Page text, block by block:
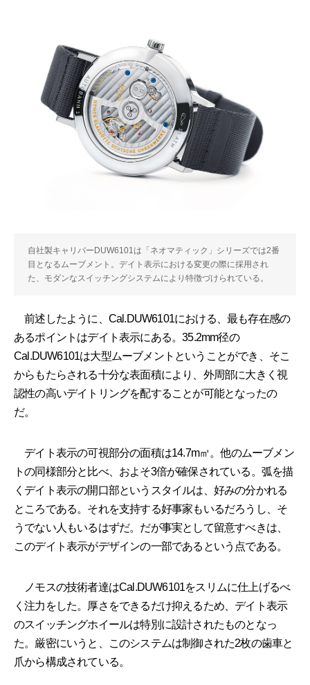
自社製キャリバーDUW6101は「ネオマティック」シリーズでは2番
目となるムーブメント。デイト表示における変更の際に採用され
た、モダンなスイッチングシステムにより特徴づけられている。
前述したように、Cal.DUW6101における、最も存在感の
あるポイントはデイト表示にある。35.2mm径の
Cal.DUW6101は大型ムーブメントということができ、そこ
からもたらされる十分な表面積により、外周部に大きく視
認性の高いデイトリングを配することが可能となったの
だ。
デイト表示の可視部分の面積は14.7m㎡。他のムーブメン
トの同様部分と比べ、およそ3倍が確保されている。弧を描
くデイト表示の開口部というスタイルは、好みの分かれる
ところである。それを支持する好事家もいるだろうし、そ
うでない人もいるはずだ。だが事実として留意すべきは、
このデイト表示がデザインの一部であるという点である。
ノモスの技術者達はCal.DUW6101をスリムに仕上げるべ
く注力をした。厚さをできるだけ抑えるため、デイト表示
のスイッチングホイールは特別に設計されたものとなっ
た。厳密にいうと、このシステムは制御された2枚の歯車と
爪から構成されている。